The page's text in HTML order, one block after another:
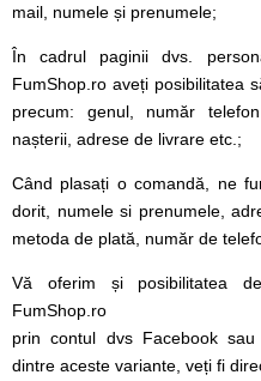
mail, numele și prenumele;
În cadrul paginii dvs.
FumShop.ro aveți posibilitatea
precum: genul, număr
nașterii, adrese de livrare etc.;
Când plasați o comandă, ne
dorit, numele si prenumele,
metoda de plată, număr de
Vă oferim și posibilitatea
FumShop.ro
prin contul dvs Facebook
dintre aceste variante, veți fi